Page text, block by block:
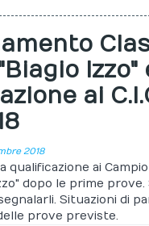
Izzo"
ai
2018
qualificazione ai
dopo le prime
Situazioni di
prove previste.